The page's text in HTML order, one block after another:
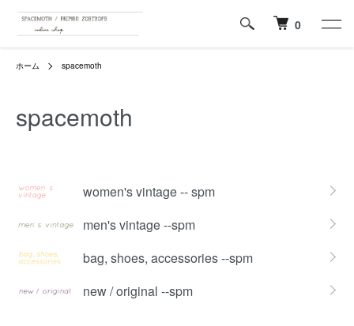
0
ホーム spacemoth
spacemoth
women's vintage -- spm
men's vintage --spm
bag, shoes, accessories --spm
new / original --spm